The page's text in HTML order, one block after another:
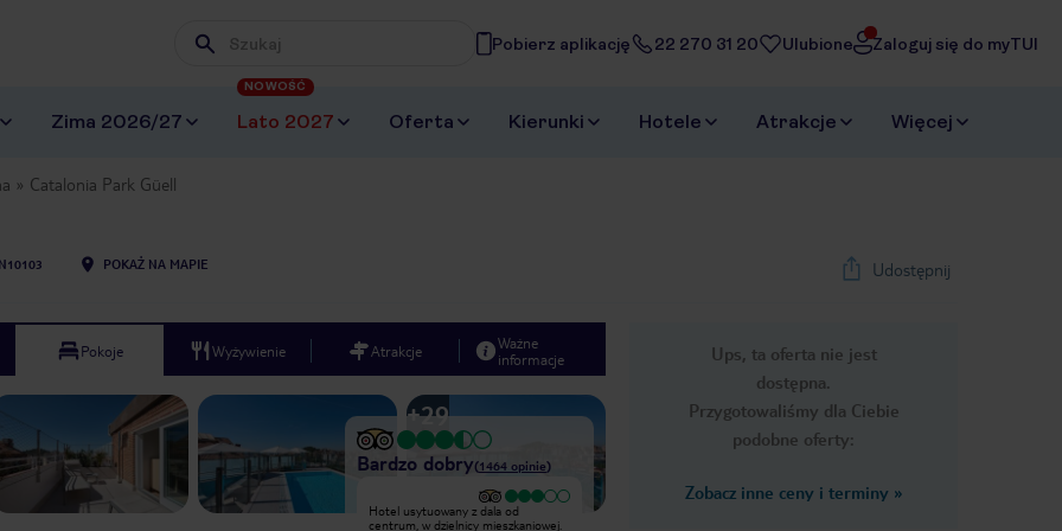
Wpisz frazę, której szukasz
Pobierz aplikację 22 270 31 20 Ulubione Zaloguj się do myTUI
Zima 2026/27 Lato 2027
NOWOŚĆ
Oferta Kierunki Hotele Atrakcje Więcej
Catalonia Park Güell
POKAŻ NA MAPIE Udostępnij
Ups, ta oferta nie jest
dostępna.
Przygotowaliśmy dla Ciebie
podobne oferty:
Zobacz inne ceny i terminy »
Pokoje Wyżywienie Atrakcje
Ważne
informacje
Next slide
1/35
+29
Bardzo dobry(1464 opinie)
Bardzo dobry
Plusy: - widok z okna na Tibidabo -
Hotel usytuowany z dala od
centrum, w dzielnicy mieszkaniowej.
Bardzo dobry